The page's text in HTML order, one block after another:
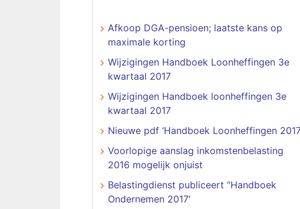
Afkoop DGA-pensioen; laatste kans op
maximale korting
Wijzigingen Handboek Loonheffingen 3e
kwartaal 2017
Wijzigingen Handboek loonheffingen 3e
kwartaal 2017
Nieuwe pdf ‘Handboek Loonheffingen
Voorlopige aanslag inkomstenbelasting
2016 mogelijk onjuist
Belastingdienst publiceert “Handboek
Ondernemen 2017′